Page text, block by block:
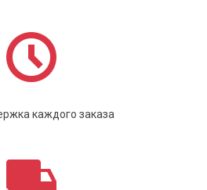
каждого заказа